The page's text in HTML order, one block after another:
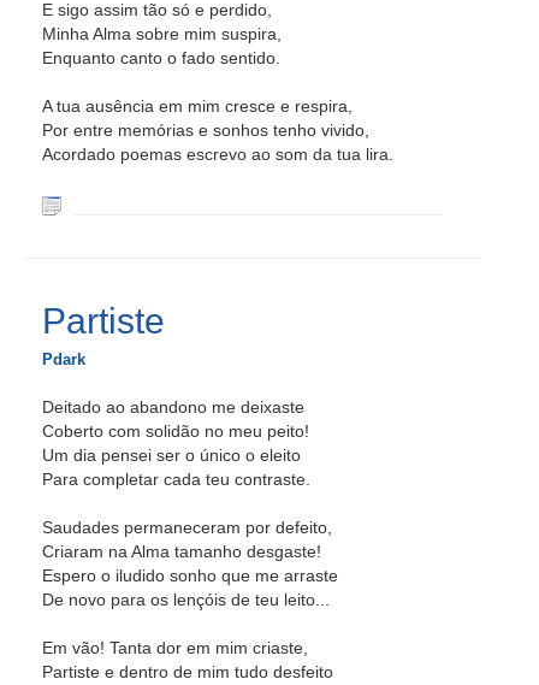
E sigo assim tão só e perdido,
Minha Alma sobre mim suspira,
Enquanto canto o fado sentido.
A tua ausência em mim cresce e respira,
Por entre memórias e sonhos tenho vivido,
Acordado poemas escrevo ao som da tua lira.
Partiste
Pdark
Deitado ao abandono me deixaste
Coberto com solidão no meu peito!
Um dia pensei ser o único o eleito
Para completar cada teu contraste.
Saudades permaneceram por defeito,
Criaram na Alma tamanho desgaste!
Espero o iludido sonho que me arraste
De novo para os lençóis de teu leito...
Em vão! Tanta dor em mim criaste,
Partiste e dentro de mim tudo desfeito